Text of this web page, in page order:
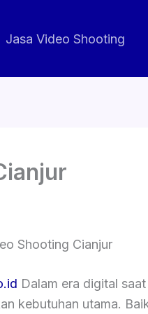
Jasa Video Shooting
Shooting Cianjur
Dalam era digital
kebutuhan utama.